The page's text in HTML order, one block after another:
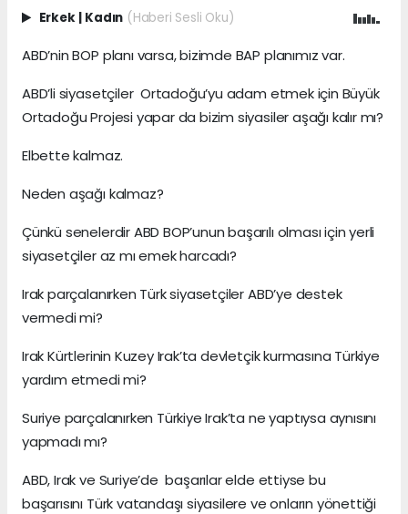
Erkek | Kadın (Haberi Sesli Oku)
ABD’nin BOP planı varsa, bizimde BAP planımız var.
ABD’li siyasetçiler Ortadoğu’yu adam etmek için Büyük
Ortadoğu Projesi yapar da bizim siyasiler aşağı kalır mı?
Elbette kalmaz.
Neden aşağı kalmaz?
Çünkü senelerdir ABD BOP’unun başarılı olması için yerli
siyasetçiler az mı emek harcadı?
Irak parçalanırken Türk siyasetçiler ABD’ye destek
vermedi mi?
Irak Kürtlerinin Kuzey Irak’ta devletçik kurmasına Türkiye
yardım etmedi mi?
Suriye parçalanırken Türkiye Irak’ta ne yaptıysa aynısını
yapmadı mı?
ABD, Irak ve Suriye’de başarılar elde ettiyse bu
başarısını Türk vatandaşı siyasilere ve onların yönettiği